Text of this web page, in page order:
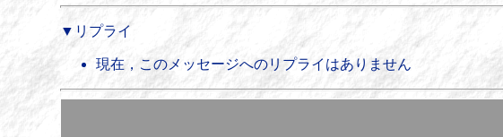
▼リプライ
現在，このメッセージへのリプライはありません